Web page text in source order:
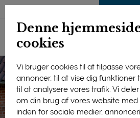
Denne
cookies
Vi bruger cookies til at tilpasse
annoncer, til at vise dig funktioner
til at analysere vores trafik. Vi
om din brug af vores website
inden for sociale medier,